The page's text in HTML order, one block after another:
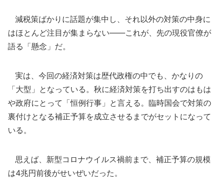
減税策ばかりに話題が集中し、それ以外の対策の中身に
はほとんど注目が集まらない――これが、先の現役官僚が
語る「懸念」だ。
実は、今回の経済対策は歴代政権の中でも、かなりの
「大型」となっている。秋に経済対策を打ち出すのはもは
や政府にとって「恒例行事」と言える。臨時国会で対策の
裏付けとなる補正予算を成立させるまでがセットになって
いる。
思えば、新型コロナウイルス禍前まで、補正予算の規模
は4兆円前後がせいぜいだった。